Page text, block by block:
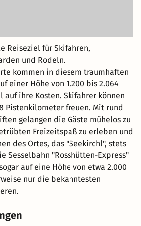
Reiseziel für Skifahren,
und Rodeln.
kommen in diesem traumhaften
einer Höhe von 1.200 bis 2.064
auf ihre Kosten. Skifahrer können
Pistenkilometer freuen. Mit rund
gelangen die Gäste mühelos zu
Freizeitspaß zu erleben und
des Ortes, das "Seekirchl", stets
Sesselbahn "Rosshütten-Express"
auf eine Höhe von etwa 2.000
nur die bekanntesten